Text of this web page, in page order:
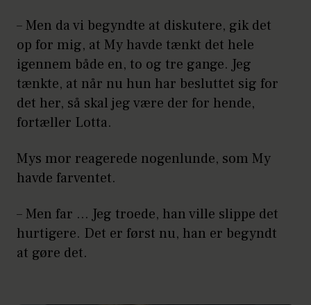
– Men da vi begyndte at diskutere, gik det
op for mig, at My havde tænkt det hele
igennem både en, to og tre gange. Jeg
tænkte, at når nu hun har besluttet sig for
det her, så skal jeg være der for hende,
fortæller Lotta.
Mys mor reagerede nogenlunde, som My
havde farventet.
– Men far … Jeg troede, han ville slippe det
hurtigere. Det er først nu, han er begyndt
at gøre det.